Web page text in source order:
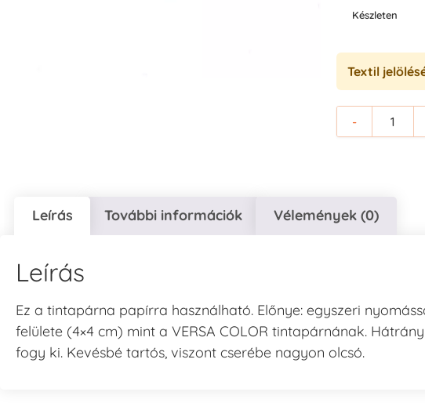
Készleten
Textil
-
Leírás További információk Vélemények (0)
Leírás
Ez a tintapárna papírra használható. Előnye: egyszeri
felülete (4×4 cm) mint a VERSA COLOR tintapárnának.
fogy ki. Kevésbé tartós, viszont cserébe nagyon olcsó.